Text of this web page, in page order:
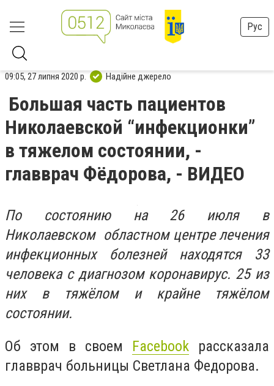
Рус
09:05, 27 липня 2020 р. Надійне джерело
Большая часть пациентов
Николаевской “инфекционки”
в тяжелом состоянии, -
главврач Фёдорова, - ВИДЕО
По состоянию на 26 июля в
Николаевском областном центре лечения
инфекционных болезней находятся 33
человека с диагнозом коронавирус. 25 из
них в тяжёлом и крайне тяжёлом
состоянии.
Об этом в своем Facebook рассказала
главврач больницы Светлана Федорова.